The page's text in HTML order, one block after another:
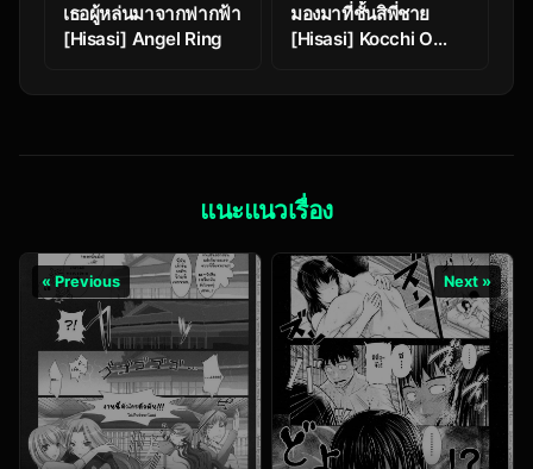
เธอผู้หล่นมาจากฟากฟ้า
[Hisasi] Angel Ring
มองมาที่ชั้นสิพี่ชาย
[Hisasi] Kocchi O
แนะแนวเรื่อง
« Previous Next »